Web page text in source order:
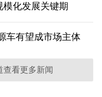
化发展关键期
车有望成市场主体
查看更多新闻